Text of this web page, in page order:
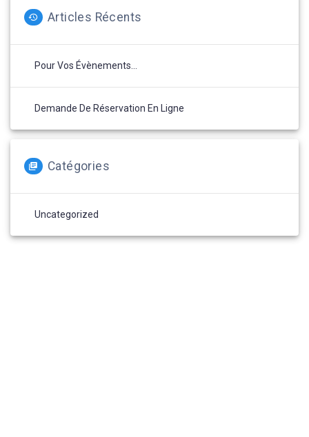
Articles Récents
Pour Vos Évènements…
Demande De Réservation En Ligne
Catégories
Uncategorized